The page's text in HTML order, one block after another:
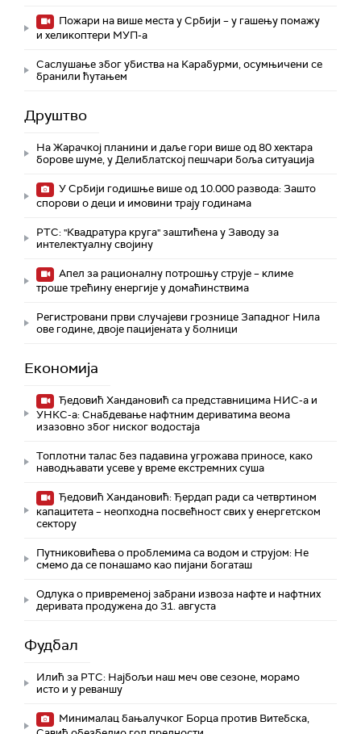
Пожари на више места у Србији – у гашењу помажу
и хеликоптери МУП-а
Саслушање због убиства на Карабурми, осумњичени се
бранили ћутањем
Друштво
На Жарачкој планини и даље гори више од 80 хектара
борове шуме, у Делиблатској пешчари боља ситуација
У Србији годишње више од 10.000 развода: Зашто
спорови о деци и имовини трају годинама
РТС: "Квадратура круга" заштићена у Заводу за
интелектуалну својину
Апел за рационалну потрошњу струје – климе
троше трећину енергије у домаћинствима
Регистровани први случајеви грознице Западног Нила
ове године, двоје пацијената у болници
Економија
Ђедовић Хандановић са представницима НИС-а и
УНКС-а: Снабдевање нафтним дериватима веома
изазовно због ниског водостаја
Топлотни талас без падавина угрожава приносе, како
наводњавати усеве у време екстремних суша
Ђедовић Хандановић: Ђердап ради са четвртином
капацитета – неопходна посвећност свих у енергетском
сектору
Путниковићева о проблемима са водом и струјом: Не
смемо да се понашамо као пијани богаташ
Одлука о привременој забрани извоза нафте и нафтних
деривата продужена до 31. августа
Фудбал
Илић за РТС: Најбољи наш меч ове сезоне, морамо
исто и у реваншу
Минималац бањалучког Борца против Витебска,